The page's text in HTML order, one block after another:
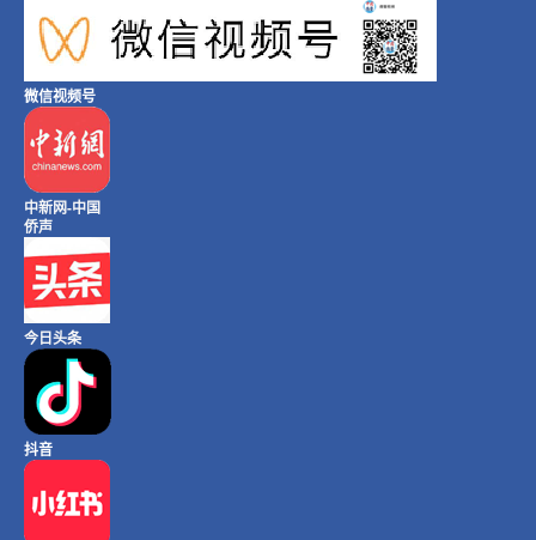
微信视频号
中新网-中国
侨声
今日头条
抖音